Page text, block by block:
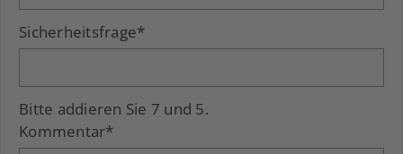
Sicherheitsfrage*
Bitte addieren Sie 7 und 5.
Kommentar*